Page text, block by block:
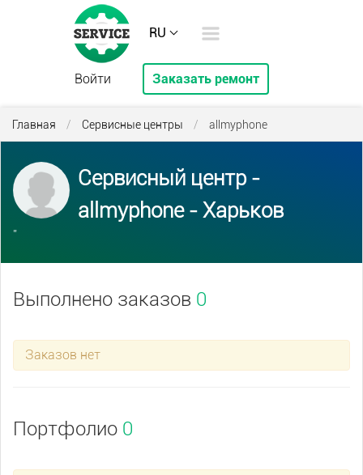
RU
Войти Заказать ремонт
Главная / Сервисные центры / allmyphone
Сервисный центр -
allmyphone - Харьков
''
Выполнено заказов 0
Заказов нет
Портфолио 0